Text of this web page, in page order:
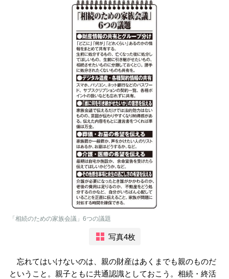
「相続のための家族会議」6つの議題
写真4枚
忘れてはいけないのは、親の財産はあくまでも親のものだ
ということ。親子ともに共通認識としておこう。相続・終活